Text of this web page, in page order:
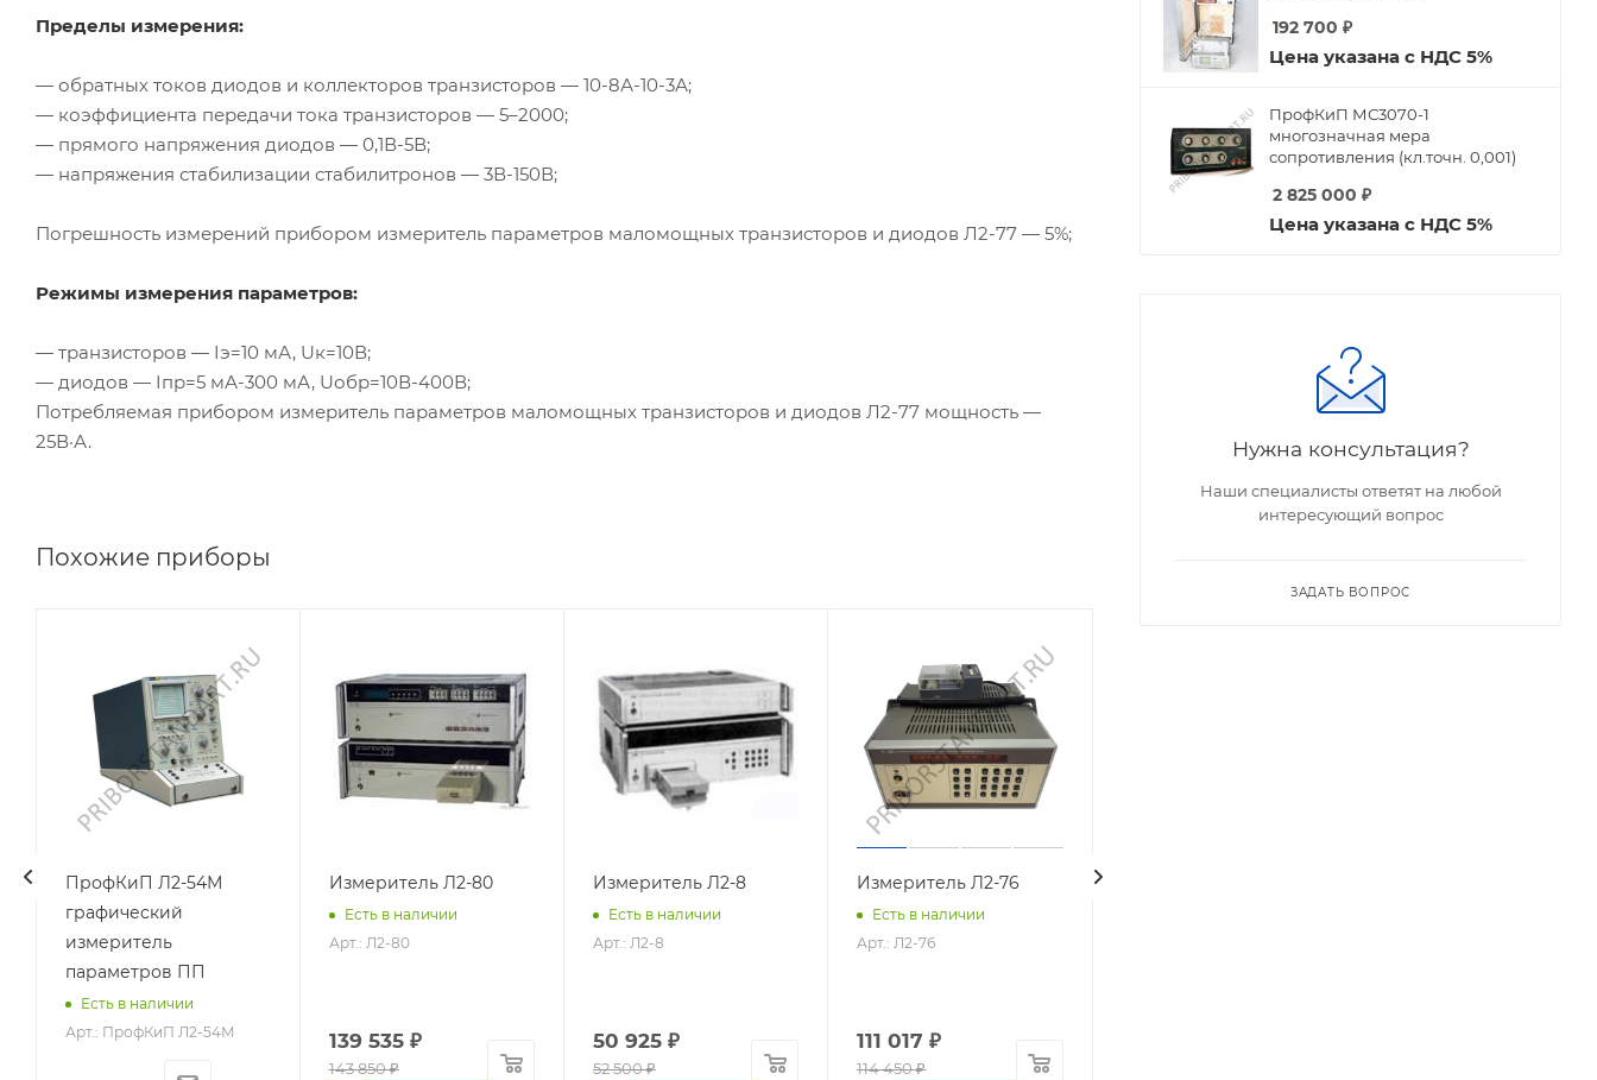
Пределы измерения:
— обратных токов диодов и коллекторов транзисторов — 10-8А-10-3А;
— коэффициента передачи тока транзисторов — 5–2000;
— прямого напряжения диодов — 0,1В-5В;
— напряжения стабилизации стабилитронов — 3В-150В;
Погрешность измерений прибором измеритель параметров маломощных транзисторов и диодов Л2-77 — 5%;
Режимы измерения параметров:
— транзисторов — Iэ=10 мА, Uк=10В;
— диодов — Iпр=5 мА-300 мА, Uобр=10В-400В;
Потребляемая прибором измеритель параметров маломощных транзисторов и диодов Л2-77 мощность —
25В·А.
Похожие приборы
ПрофКиП Л2-54М
графический
измеритель
параметров ПП
Есть в наличии
Арт.: ПрофКиП Л2-54М
Измеритель Л2-80
Есть в наличии
Арт.: Л2-80
139 535₽
143 850₽
Измеритель Л2-8
Есть в наличии
Арт.: Л2-8
50 925 ₽
52 500₽
Измеритель Л2-76
Есть в наличии
Арт.: Л2-76
111 017 ₽
114 450₽
192 700 ₽
Цена указана с НДС 5%
ПрофКиП МС3070-1
многозначная мера
сопротивления (кл.точн. 0,001)
2 825 000 ₽
Цена указана с НДС 5%
Нужна консультация?
Наши специалисты ответят на любой
интересующий вопрос
ЗАДАТЬ ВОПРОС